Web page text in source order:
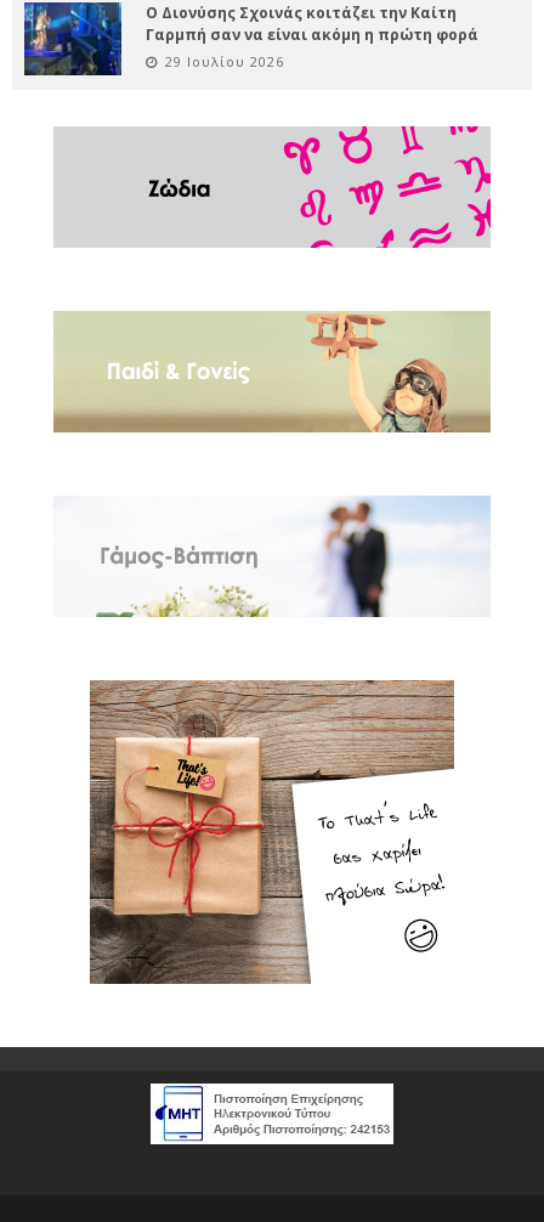
Ο Διονύσης Σχοινάς κοιτάζει την Καίτη
Γαρμπή σαν να είναι ακόμη η πρώτη φορά
29 Ιουλίου 2026